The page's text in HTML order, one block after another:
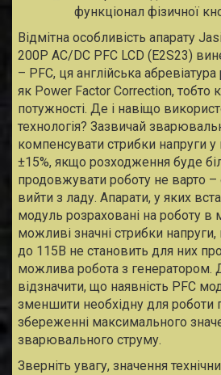
функціонал фізичної
Відмітна особливість апарату
200P AC/DC PFC LCD (E2S23)
– PFC, ця англійська
як Power Factor Correction, тобто
потужності. Де і навіщо
технологія? Зазвичай
компенсувати стрибки напруги
±15%, якщо розходження буде
продовжувати роботу не варто
вийти з ладу. Апарати, у яких
модуль розраховані на роботу в
можливі значні стрибки напруги,
до 115В не становить для них
можлива робота з генератором.
відзначити, що наявність PFC
зменшити необхідну для роботи
збереженні максимального
зварювального струму.
Зверніть увагу, значення